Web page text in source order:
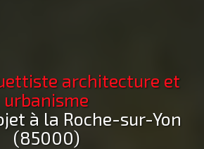
architecture et
urbanisme
à la Roche-sur-Yon
(85000)